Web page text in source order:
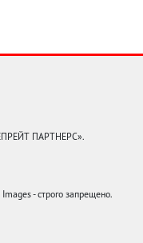
ПАРТНЕРС».
- строго запрещено.